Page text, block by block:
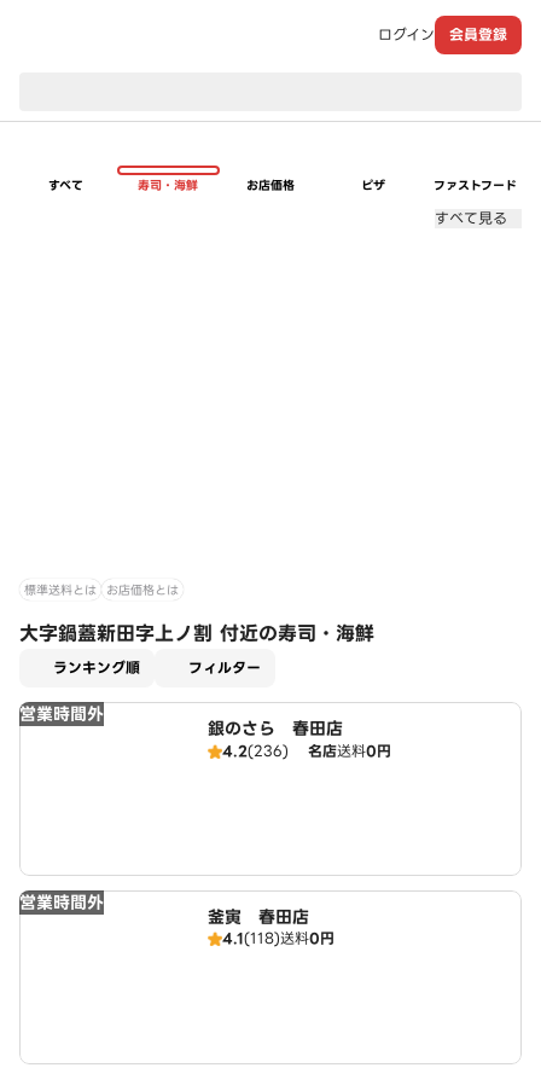
ログイン 会員登録
すべて 寿司・海鮮 お店価格 ピザ ファストフード
すべて見る
標準送料とは お店価格とは
大字鍋蓋新田字上ノ割 付近の寿司・海鮮
ランキング順 フィルター
営業時間外
銀のさら 春田店
4.2(236) 名店送料0円
営業時間外
釜寅 春田店
4.1(118)送料0円